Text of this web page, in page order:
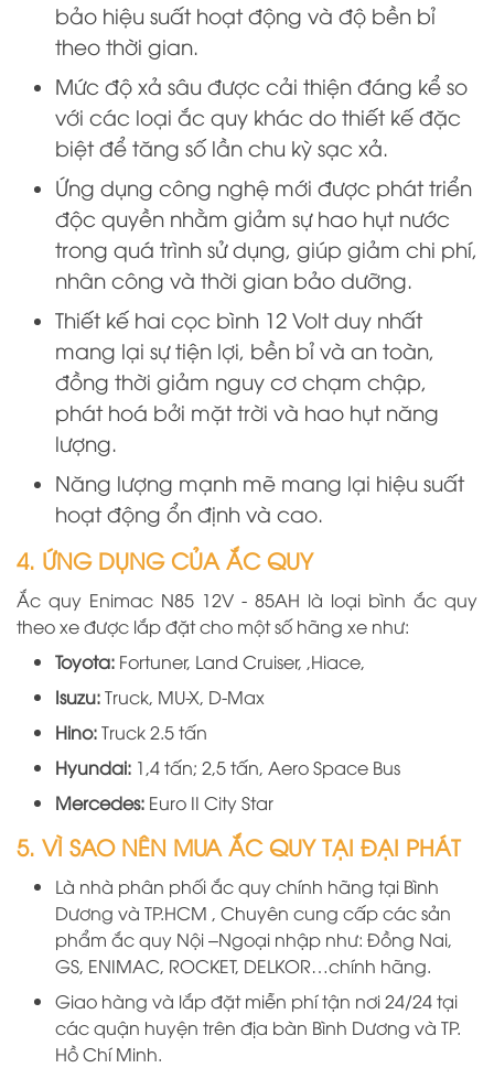
bảo hiệu suất hoạt động và độ bền bỉ
theo thời gian.
Mức độ xả sâu được cải thiện đáng kể so
với các loại ắc quy khác do thiết kế đặc
biệt để tăng số lần chu kỳ sạc xả.
Ứng dụng công nghệ mới được phát triển
độc quyền nhằm giảm sự hao hụt nước
trong quá trình sử dụng, giúp giảm chi phí,
nhân công và thời gian bảo dưỡng.
Thiết kế hai cọc bình 12 Volt duy nhất
mang lại sự tiện lợi, bền bỉ và an toàn,
đồng thời giảm nguy cơ chạm chập,
phát hoá bởi mặt trời và hao hụt năng
lượng.
Năng lượng mạnh mẽ mang lại hiệu suất
hoạt động ổn định và cao.
4. ỨNG DỤNG CỦA ẮC QUY
Ắc quy Enimac N85 12V - 85AH là loại bình ắc quy
theo xe được lắp đặt cho một số hãng xe như:
Toyota: Fortuner, Land Cruiser, ,Hiace,
Isuzu:Truck, MU-X, D-Max
Hino:Truck 2.5 tấn
Hyundai: 1,4 tấn; 2,5 tấn, Aero Space Bus
Mercedes: Euro II City Star
5. VÌ SAO NÊN MUA ẮC QUY TẠI ĐẠI PHÁT
Là nhà phân phối ắc quy chính hãng tại Bình
Dương và TP.HCM , Chuyên cung cấp các sản
phẩm ắc quy Nội –Ngoại nhập như: Đồng Nai,
GS, ENIMAC, ROCKET, DELKOR…chính hãng.
Giao hàng và lắp đặt miễn phí tận nơi 24/24 tại
các quận huyện trên địa bàn Bình Dương và TP.
Hồ Chí Minh.